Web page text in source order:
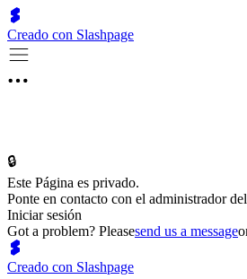
Creado con Slashpage
🔒
Este Página es privado.
Ponte en contacto con el administrador
Iniciar sesión
Got a problem? Pleasesend us a message
Creado con Slashpage